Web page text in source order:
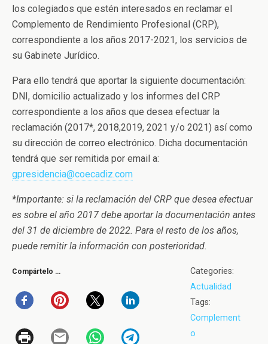
los colegiados que estén interesados en reclamar el
Complemento de Rendimiento Profesional (CRP),
correspondiente a los años 2017-2021, los servicios de
su Gabinete Jurídico.
Para ello tendrá que aportar la siguiente documentación:
DNI, domicilio actualizado y los informes del CRP
correspondiente a los años que desea efectuar la
reclamación (2017*, 2018,2019, 2021 y/o 2021) así como
su dirección de correo electrónico. Dicha documentación
tendrá que ser remitida por email a:
gpresidencia@coecadiz.com
*Importante: si la reclamación del CRP que desea efectuar
es sobre el año 2017 debe aportar la documentación antes
del 31 de diciembre de 2022. Para el resto de los años,
puede remitir la información con posterioridad.
Compártelo …
Categories:
Actualidad
Tags:
Complement
o